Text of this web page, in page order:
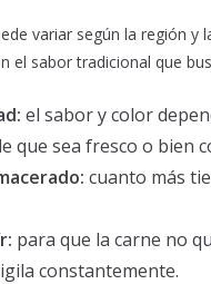
variar según la región
el sabor tradicional que
el sabor y color
que sea fresco o bien
cuanto más
para que la carne no
constantemente.